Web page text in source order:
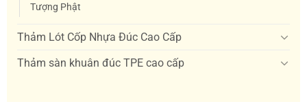
Tượng Phật
Thảm Lót Cốp Nhựa Đúc Cao Cấp
Thảm sàn khuân đúc TPE cao cấp